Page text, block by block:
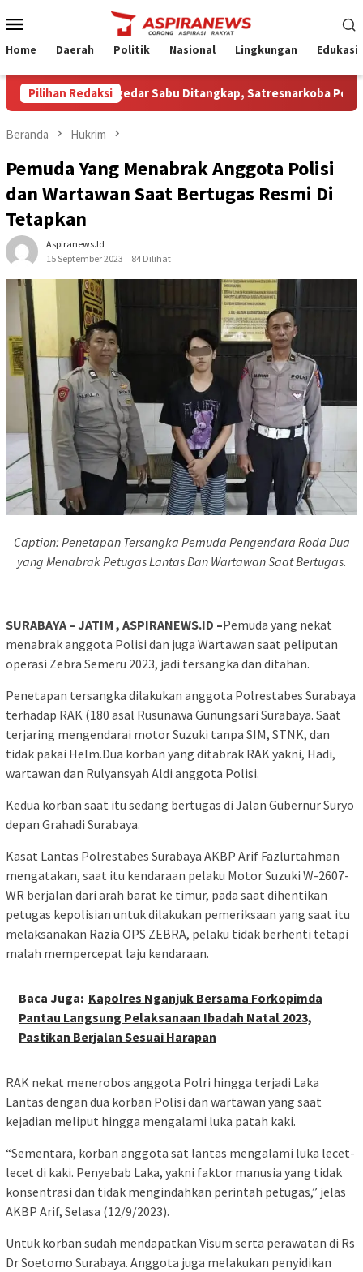
ke
Mobile
Home Daerah Politik Nasional Lingkungan Edukasi
Pilihan Redaksi
Terduga Pengedar Sabu Ditangkap, Satresnarkoba Polres
Beranda Hukrim
Pemuda Yang Menabrak Anggota Polisi
dan Wartawan Saat Bertugas Resmi Di
Tetapkan
Aspiranews.id
15 September 2023
84 Dilihat
Caption: Penetapan Tersangka Pemuda Pengendara Roda Dua
yang Menabrak Petugas Lantas Dan Wartawan Saat Bertugas.
SURABAYA – JATIM , ASPIRANEWS.ID –Pemuda yang nekat
menabrak anggota Polisi dan juga Wartawan saat peliputan
operasi Zebra Semeru 2023, jadi tersangka dan ditahan.
Penetapan tersangka dilakukan anggota Polrestabes Surabaya
terhadap RAK (180 asal Rusunawa Gunungsari Surabaya. Saat
terjaring mengendarai motor Suzuki tanpa SIM, STNK, dan
tidak pakai Helm.Dua korban yang ditabrak RAK yakni, Hadi,
wartawan dan Rulyansyah Aldi anggota Polisi.
Kedua korban saat itu sedang bertugas di Jalan Gubernur Suryo
depan Grahadi Surabaya.
Kasat Lantas Polrestabes Surabaya AKBP Arif Fazlurtahman
mengatakan, saat itu kendaraan pelaku Motor Suzuki W-2607-
WR berjalan dari arah barat ke timur, pada saat dihentikan
petugas kepolisian untuk dilakukan pemeriksaan yang saat itu
melaksanakan Razia OPS ZEBRA, pelaku tidak berhenti tetapi
malah mempercepat laju kendaraan.
Baca Juga: Kapolres Nganjuk Bersama Forkopimda
Pantau Langsung Pelaksanaan Ibadah Natal 2023,
Pastikan Berjalan Sesuai Harapan
RAK nekat menerobos anggota Polri hingga terjadi Laka
Lantas dengan dua korban Polisi dan wartawan yang saat
kejadian meliput hingga mengalami luka patah kaki.
“Sementara, korban anggota sat lantas mengalami luka lecet-
lecet di kaki. Penyebab Laka, yakni faktor manusia yang tidak
konsentrasi dan tidak mengindahkan perintah petugas,” jelas
AKBP Arif, Selasa (12/9/2023).
Untuk korban sudah mendapatkan Visum serta perawatan di Rs
Dr Soetomo Surabaya. Anggota juga melakukan penyidikan